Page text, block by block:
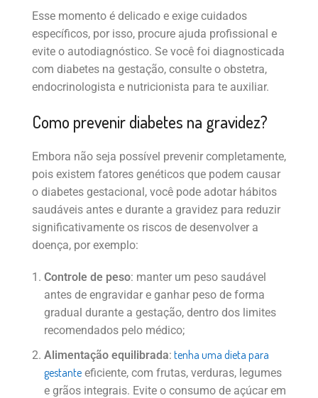
Esse momento é delicado e exige cuidados
específicos, por isso, procure ajuda profissional e
evite o autodiagnóstico. Se você foi diagnosticada
com diabetes na gestação, consulte o obstetra,
endocrinologista e nutricionista para te auxiliar.
Como prevenir diabetes na gravidez?
Embora não seja possível prevenir completamente,
pois existem fatores genéticos que podem causar
o diabetes gestacional, você pode adotar hábitos
saudáveis antes e durante a gravidez para reduzir
significativamente os riscos de desenvolver a
doença, por exemplo:
Controle de peso: manter um peso saudável
antes de engravidar e ganhar peso de forma
gradual durante a gestação, dentro dos limites
recomendados pelo médico;
Alimentação equilibrada: tenha uma dieta para
gestante eficiente, com frutas, verduras, legumes
e grãos integrais. Evite o consumo de açúcar em